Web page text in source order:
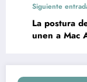
Siguiente
La postura
unen a Mac